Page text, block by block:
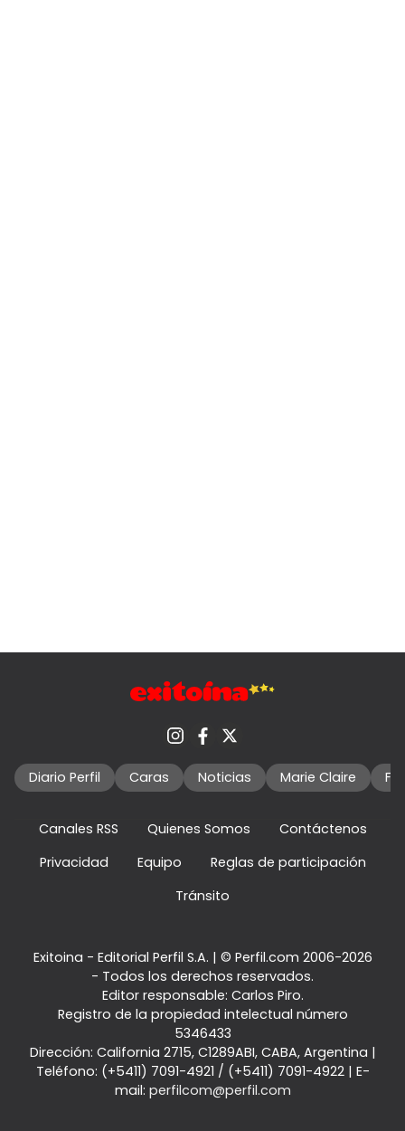
Diario Perfil Caras Noticias Marie Claire
Canales RSS Quienes Somos
Contáctenos
Privacidad
Equipo
Reglas de participación
Tránsito
Exitoina - Editorial Perfil S.A. | © Perfil.com 2006-2026
- Todos los derechos reservados.
Editor responsable: Carlos Piro.
Registro de la propiedad intelectual número
5346433
Dirección: California 2715, C1289ABI, CABA, Argentina |
Teléfono: (+5411) 7091-4921 / (+5411) 7091-4922| E-
mail: perfilcom@perfil.com